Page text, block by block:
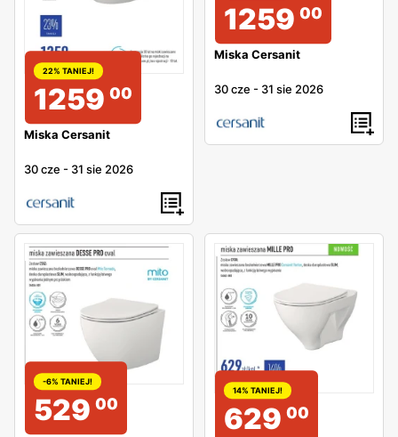
22% TANIEJ!
1259 00
Miska Cersanit
30 cze - 31 sie 2026
1259 00
Miska Cersanit
30 cze - 31 sie 2026
-6% TANIEJ!
529 00
14% TANIEJ!
629 00